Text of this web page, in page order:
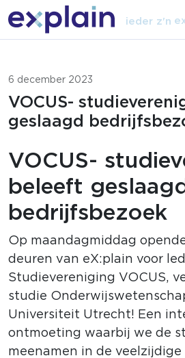
ieder z'n
6 december 2023
VOCUS-
geslaagd
VOCUS-
beleeft
bedrijfsbezoek
Op maandagmiddag
deuren van eX:plain voor
Studievereniging VOCUS,
studie
Universiteit Utrecht! Een
ontmoeting waarbij we de
meenamen in de